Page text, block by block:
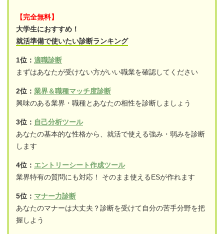
【完全無料】
大学生におすすめ！
就活準備で使いたい診断ランキング
1位： 適職診断
まずはあなたが受けない方がいい職業を確認してください
2位： 業界＆職種マッチ度診断
興味のある業界・職種とあなたの相性を診断しましょう
3位： 自己分析ツール
あなたの基本的な性格から、就活で使える強み・弱みを診断
します
4位： エントリーシート作成ツール
業界特有の質問にも対応！ そのまま使えるESが作れます
5位： マナー力診断
あなたのマナーは大丈夫？診断を受けて自分の苦手分野を把
握しよう